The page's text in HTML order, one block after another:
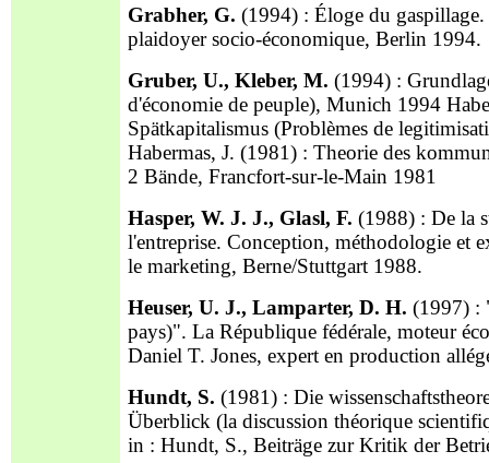
Grabher, G. (1994) : Éloge du
plaidoyer socio-économique, Berlin 1994.
Gruber, U., Kleber, M. (1994) :
d'économie de peuple), Munich 1994
Spätkapitalismus (Problèmes de
Habermas, J. (1981) : Theorie des
2 Bände, Francfort-sur-le-Main 1981
Hasper, W. J. J., Glasl, F. (1988) : De la
l'entreprise. Conception, méthodologie et
le marketing, Berne/Stuttgart 1988.
Heuser, U. J., Lamparter, D. H. (1997) :
pays)". La République fédérale, moteur
Daniel T. Jones, expert en production
Hundt, S. (1981) : Die
Überblick (la discussion théorique
in : Hundt, S., Beiträge zur Kritik der